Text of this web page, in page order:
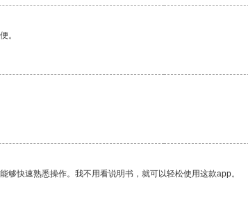
。
快速熟悉操作。我不用看说明书，就可以轻松使用这款app。